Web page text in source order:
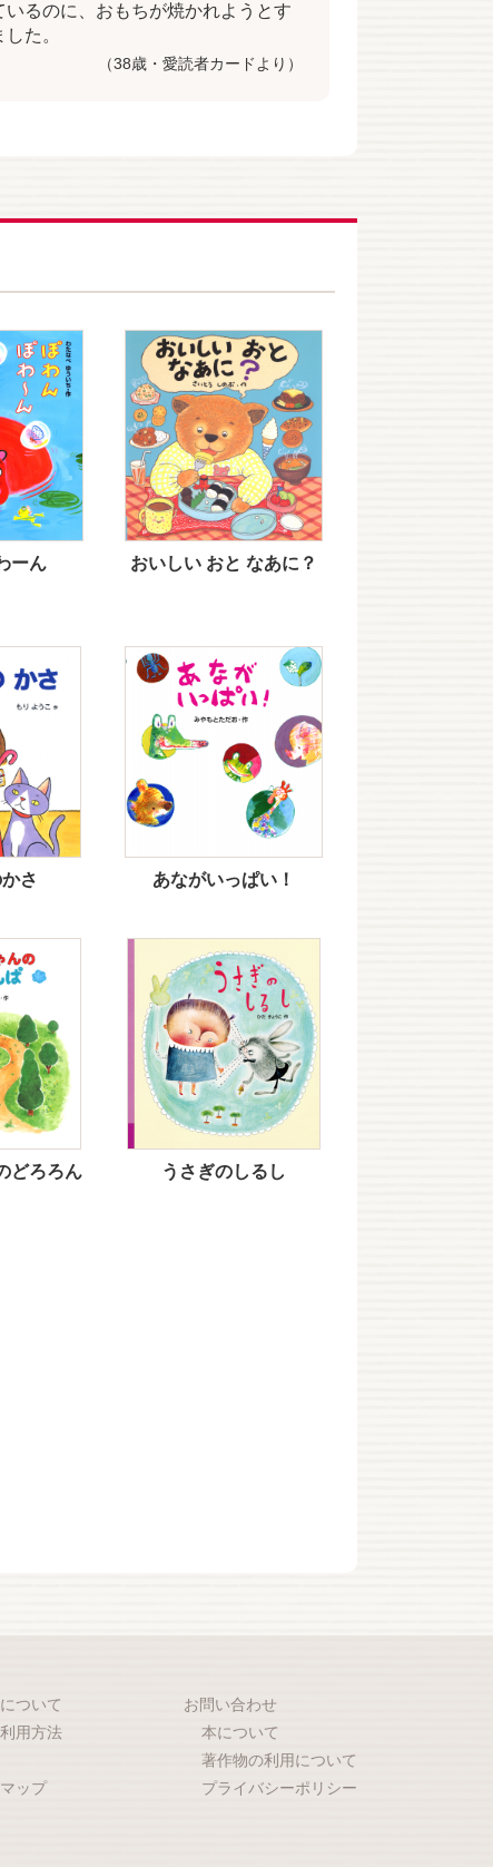
るのに、おもちが焼かれようとす
た。
（38歳・愛読者カードより）
ーん おいしい おと なあに？
さ あながいっぱい！
どろろん
うさぎのしるし
ついて
用方法
ップ
お問い合わせ
本について
著作物の利用について
プライバシーポリシー